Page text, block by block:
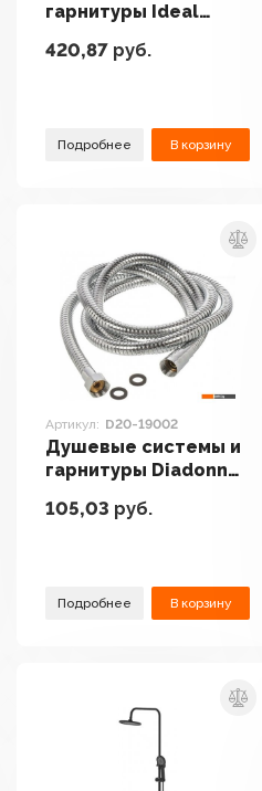
гарнитуры Ideal
BD130AA
420,87руб.
Подробнее В корзину
Артикул: D20-19002
Душевые системы и
гарнитуры Diadonna
105,03 руб.
Подробнее В корзину